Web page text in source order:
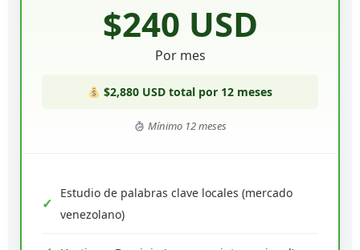
$240 USD
Por mes
$2,880 USD total por 12 meses
Mínimo 12 meses
Estudio de palabras clave locales (mercado
venezolano)